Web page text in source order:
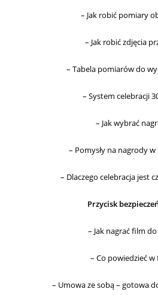
– Jak robić pomiary
– Jak robić zdjęcia
– Tabela pomiarów do
– System celebracji
– Jak wybrać
– Pomysły na nagrody w
– Dlaczego celebracja jest
Przycisk
– Jak nagrać film
– Co powiedzieć
– Umowa ze sobą – gotowa